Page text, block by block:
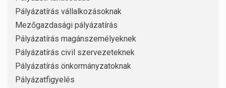
Pályázatírás vállalkozásoknak
Mezőgazdasági pályázatírás
Pályázatírás magánszemélyeknek
Pályázatírás civil szervezeteknek
Pályázatírás önkormányzatoknak
Pályázatfigyelés